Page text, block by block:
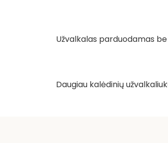
Užvalkalas parduodamas
Daugiau kalėdinių